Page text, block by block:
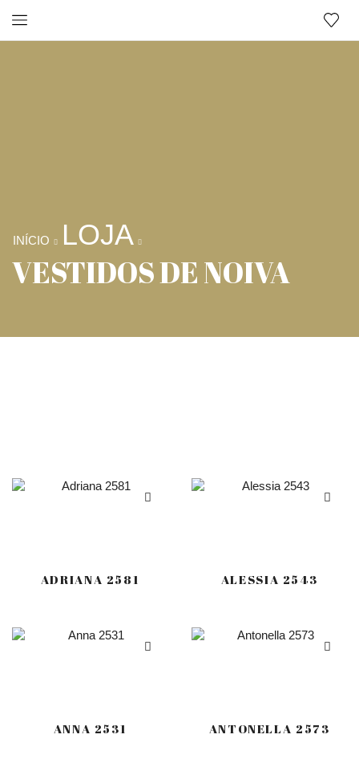
INÍCIO LOJA
VESTIDOS DE NOIVA
ADRIANA 2581 ALESSIA 2543
ANNA 2531 ANTONELLA 2573